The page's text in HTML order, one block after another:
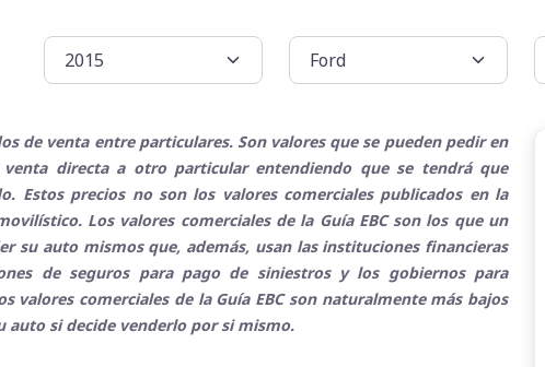
de venta entre particulares. Son valores que se pueden pedir en
directa a otro particular entendiendo que se tendrá que
Estos precios no son los valores comerciales publicados en la
Los valores comerciales de la Guía EBC son los que un
su auto mismos que, además, usan las instituciones financieras
de seguros para pago de siniestros y los gobiernos para
valores comerciales de la Guía EBC son naturalmente más bajos
auto si decide venderlo por si mismo.